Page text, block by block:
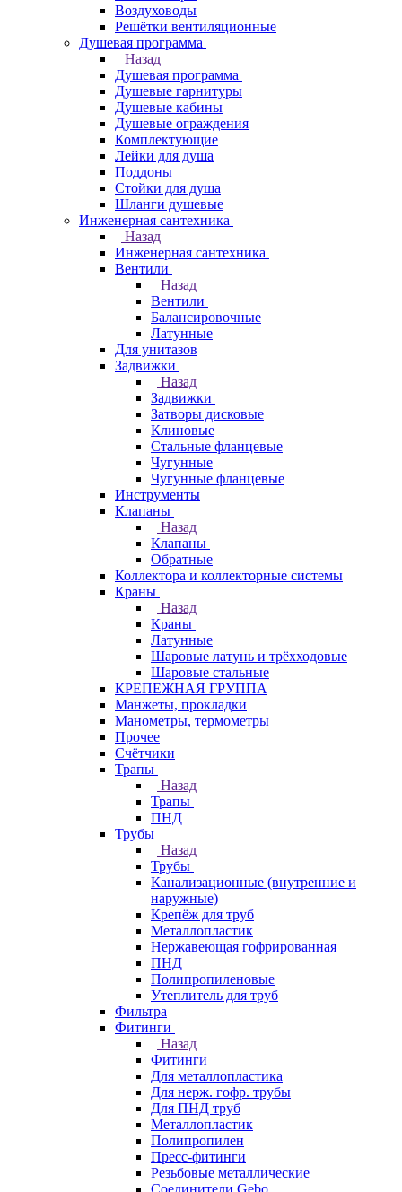
Воздуховоды
Решётки вентиляционные
Душевая программа
Назад
Душевая программа
Душевые гарнитуры
Душевые кабины
Душевые ограждения
Комплектующие
Лейки для душа
Поддоны
Стойки для душа
Шланги душевые
Инженерная сантехника
Назад
Инженерная сантехника
Вентили
Назад
Вентили
Балансировочные
Латунные
Для унитазов
Задвижки
Назад
Задвижки
Затворы дисковые
Клиновые
Стальные фланцевые
Чугунные
Чугунные фланцевые
Инструменты
Клапаны
Назад
Клапаны
Обратные
Коллектора и коллекторные системы
Краны
Назад
Краны
Латунные
Шаровые латунь и трёхходовые
Шаровые стальные
КРЕПЕЖНАЯ ГРУППА
Манжеты, прокладки
Манометры, термометры
Прочее
Счётчики
Трапы
Назад
Трапы
ПНД
Трубы
Назад
Трубы
Канализационные (внутренние и
наружные)
Крепёж для труб
Металлопластик
Нержавеющая гофрированная
ПНД
Полипропиленовые
Утеплитель для труб
Фильтра
Фитинги
Назад
Фитинги
Для металлопластика
Для нерж. гофр. трубы
Для ПНД труб
Металлопластик
Полипропилен
Пресс-фитинги
Резьбовые металлические
Соединители Gebo